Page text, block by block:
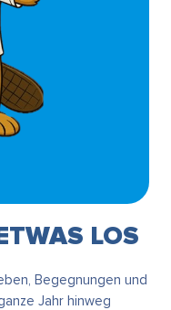
LOS
Begegnungen und
Jahr hinweg